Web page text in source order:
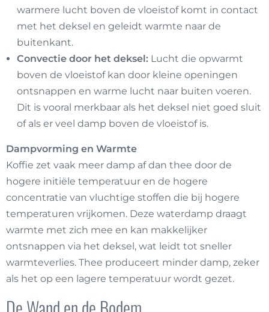
warmere lucht boven de vloeistof komt in contact
met het deksel en geleidt warmte naar de
buitenkant.
Convectie door het deksel: Lucht die opwarmt
boven de vloeistof kan door kleine openingen
ontsnappen en warme lucht naar buiten voeren.
Dit is vooral merkbaar als het deksel niet goed sluit
of als er veel damp boven de vloeistof is.
Dampvorming en Warmte
Koffie zet vaak meer damp af dan thee door de
hogere initiële temperatuur en de hogere
concentratie van vluchtige stoffen die bij hogere
temperaturen vrijkomen. Deze waterdamp draagt
warmte met zich mee en kan makkelijker
ontsnappen via het deksel, wat leidt tot sneller
warmteverlies. Thee produceert minder damp, zeker
als het op een lagere temperatuur wordt gezet.